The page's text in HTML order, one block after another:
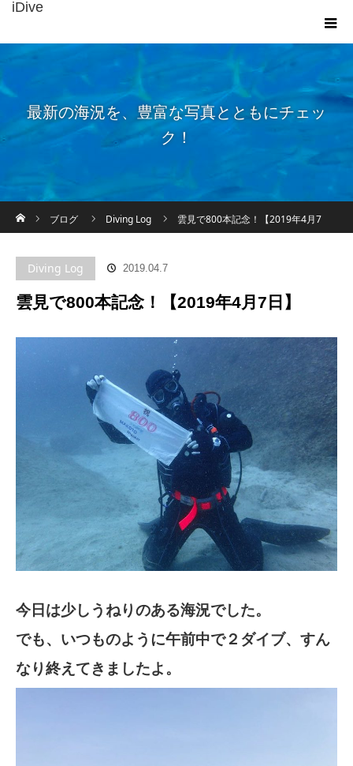
iDive
最新の海況を、豊富な写真とともにチェッ
ク！
ブログ
Diving Log 雲見で800本記念！【2019年4月7
Diving Log 2019.04.7
雲見で800本記念！【2019年4月7日】
今日は少しうねりのある海況でした。
でも、いつものように午前中で２ダイブ、すん
なり終えてきましたよ。